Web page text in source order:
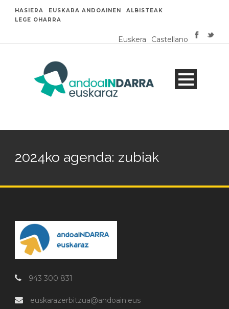
HASIERA EUSKARA ANDOAINEN
ALBISTEAK
LEGE OHARRA
Euskera Castellano
2024ko agenda: zubiak
943 300 831
euskarazerbitzua@andoain.eus